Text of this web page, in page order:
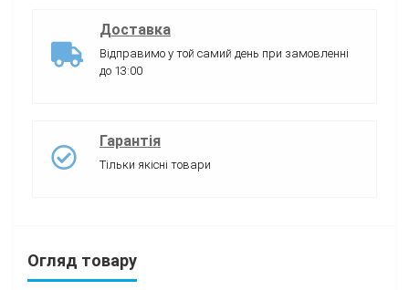
Доставка
Відправимо у той самий день при замовленні
до 13:00
Гарантія
Тільки якісні товари
Огляд товару